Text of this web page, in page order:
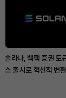
솔라나, 백팩 증권 토
스 출시로 혁신적 변